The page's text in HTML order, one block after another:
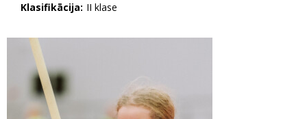
Klasifikācija: II klase